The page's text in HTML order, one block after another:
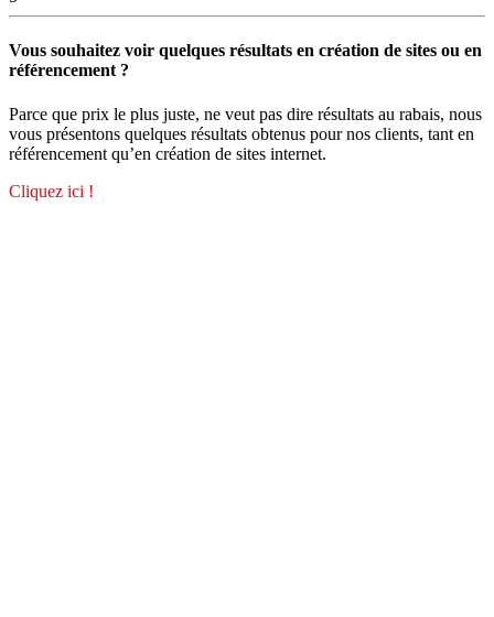
Vous souhaitez voir quelques résultats en création de sites ou en
référencement ?
Parce que prix le plus juste, ne veut pas dire résultats au rabais, nous
vous présentons quelques résultats obtenus pour nos clients, tant en
référencement qu’en création de sites internet.
Cliquez ici !